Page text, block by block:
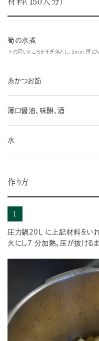
筍の水煮
下の固いところをそぎ落とし、5mm 厚に
糸かつお節
薄口醤油、味醂、酒
水
作り方
1
圧力鍋20L に上記材料をいれ
火にし7 分加熱。圧が抜ける